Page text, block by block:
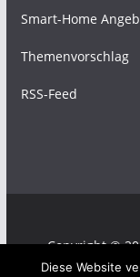
Smart-Home
Themenvorschlag
RSS-Feed
Copyright ©
Diese Website